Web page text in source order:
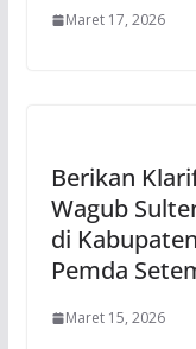
Maret 17, 2026
Berikan
Wagub
di
Pemda
Maret 15, 2026